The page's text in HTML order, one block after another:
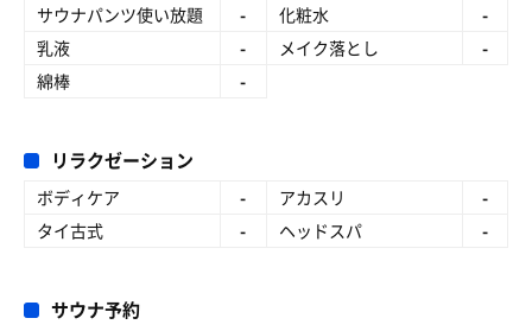
サウナパンツ使い放題
- 化粧水
-
乳液
- メイク落とし
-
綿棒
-
リラクゼーション
ボディケア - アカスリ
-
タイ古式
- ヘッドスパ -
サウナ予約